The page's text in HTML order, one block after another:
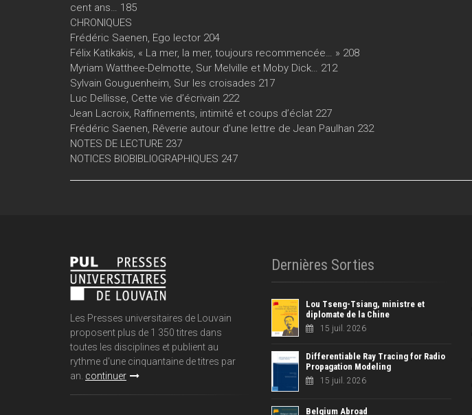
cent ans… 185
CHRONIQUES
Frédéric Saenen, Ego lector 204
Félix Katikakis, « La mer, la mer, toujours recommencée… » 208
Myriam Watthee-Delmotte, Sur Melville et Moby Dick… 212
Sylvain Gouguenheim, Sur les croisades 217
Luc Dellisse, Cette vie d’écrivain 222
Jean Lacroix, Raffinements, intimité et coups d’éclat 227
Frédéric Saenen, Rêverie autour d’une lettre de Jean Paulhan 232
NOTES DE LECTURE 237
NOTICES BIOBIBLIOGRAPHIQUES 247
Les Presses universitaires de Louvain
proposent plus de 1 350 titres dans
toutes les disciplines et publient au
rythme d'une cinquantaine de titres par
an. continuer
Dernières Sorties
Lou Tseng-Tsiang, ministre et
diplomate de la Chine
15 juil. 2026
Differentiable Ray Tracing for Radio
Propagation Modeling
15 juil. 2026
Belgium Abroad